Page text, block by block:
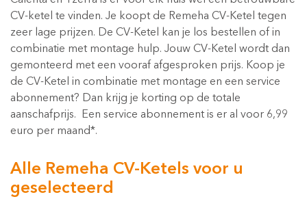
CV-ketel te vinden. Je koopt de Remeha CV-Ketel tegen
zeer lage prijzen. De CV-Ketel kan je los bestellen of in
combinatie met montage hulp. Jouw CV-Ketel wordt dan
gemonteerd met een vooraf afgesproken prijs. Koop je
de CV-Ketel in combinatie met montage en een service
abonnement? Dan krijg je korting op de totale
aanschafprijs. Een service abonnement is er al voor 6,99
euro per maand*.
Alle Remeha CV-Ketels voor u
geselecteerd